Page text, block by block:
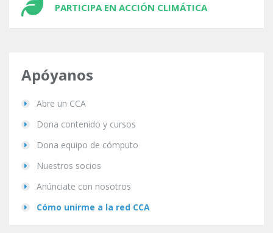
PARTICIPA EN ACCIÓN CLIMÁTICA
Apóyanos
Abre un CCA
Dona contenido y cursos
Dona equipo de cómputo
Nuestros socios
Anúnciate con nosotros
Cómo unirme a la red CCA